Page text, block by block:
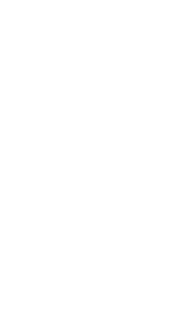
im März 2022!
die unser
halten sie
auf dem